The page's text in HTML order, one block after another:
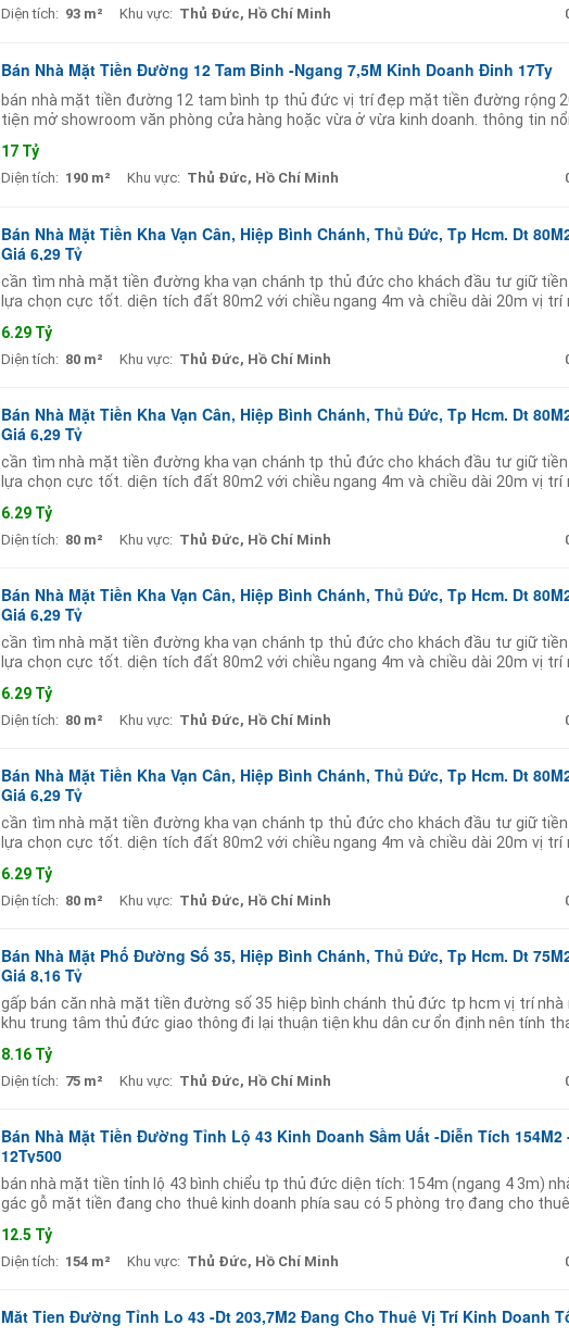
Diện tích: 93 m² Khu vực: Thủ Đức, Hồ Chí Minh
Bán Nhà Mặt Tiền Đường 12 Tam Binh -Ngang 7,5M Kinh Doanh Đinh 17Ty
bán nhà mặt tiền đường 12 tam bình tp thủ đức vị trí đẹp mặt tiền đường rộng
tiện mở showroom văn phòng cửa hàng hoặc vừa ở vừa kinh doanh. thông tin
17 Tỷ
Diện tích: 190 m² Khu vực: Thủ Đức, Hồ Chí Minh
Bán Nhà Mặt Tiền Kha Vạn Cân, Hiệp Bình Chánh, Thủ Đức, Tp Hcm. Dt
Giá 6,29 Tỷ
cần tìm nhà mặt tiền đường kha vạn chánh tp thủ đức cho khách đầu tư giữ
lựa chọn cực tốt. diện tích đất 80m2 với chiều ngang 4m và chiều dài 20m vị trí
6.29 Tỷ
Diện tích: 80 m² Khu vực: Thủ Đức, Hồ Chí Minh
Bán Nhà Mặt Tiền Kha Vạn Cân, Hiệp Bình Chánh, Thủ Đức, Tp Hcm. Dt
Giá 6,29 Tỷ
cần tìm nhà mặt tiền đường kha vạn chánh tp thủ đức cho khách đầu tư giữ
lựa chọn cực tốt. diện tích đất 80m2 với chiều ngang 4m và chiều dài 20m vị trí
6.29 Tỷ
Diện tích: 80 m² Khu vực: Thủ Đức, Hồ Chí Minh
Bán Nhà Mặt Tiền Kha Vạn Cân, Hiệp Bình Chánh, Thủ Đức, Tp Hcm. Dt
Giá 6,29 Tỷ
cần tìm nhà mặt tiền đường kha vạn chánh tp thủ đức cho khách đầu tư giữ
lựa chọn cực tốt. diện tích đất 80m2 với chiều ngang 4m và chiều dài 20m vị trí
6.29 Tỷ
Diện tích: 80 m² Khu vực: Thủ Đức, Hồ Chí Minh
Bán Nhà Mặt Tiền Kha Vạn Cân, Hiệp Bình Chánh, Thủ Đức, Tp Hcm. Dt
Giá 6,29 Tỷ
cần tìm nhà mặt tiền đường kha vạn chánh tp thủ đức cho khách đầu tư giữ
lựa chọn cực tốt. diện tích đất 80m2 với chiều ngang 4m và chiều dài 20m vị trí
6.29 Tỷ
Diện tích: 80 m² Khu vực: Thủ Đức, Hồ Chí Minh
Bán Nhà Mặt Phố Đường Số 35, Hiệp Bình Chánh, Thủ Đức, Tp Hcm. Dt
Giá 8,16 Tỷ
gấp bán căn nhà mặt tiền đường số 35 hiệp bình chánh thủ đức tp hcm vị trí nhà
khu trung tâm thủ đức giao thông đi lại thuận tiện khu dân cư ổn định nên tính
8.16 Tỷ
Diện tích: 75 m² Khu vực: Thủ Đức, Hồ Chí Minh
Bán Nhà Mặt Tiền Đường Tỉnh Lộ 43 Kinh Doanh Sầm Uất -Diễn Tích 154M2
12Ty500
bán nhà mặt tiền tỉnh lộ 43 bình chiểu tp thủ đức diện tích: 154m (ngang 4 3m)
gác gỗ mặt tiền đang cho thuê kinh doanh phía sau có 5 phòng trọ đang cho
12.5 Tỷ
Diện tích: 154 m² Khu vực: Thủ Đức, Hồ Chí Minh
Măt Tien Đường Tỉnh Lo 43 -Dt 203,7M2 Đang Cho Thuê Vị Trí Kinh Doanh